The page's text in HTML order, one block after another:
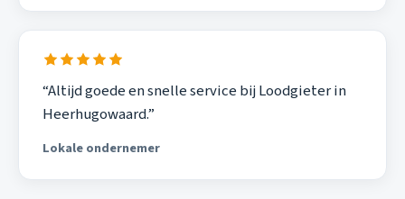
“Altijd goede en snelle service bij Loodgieter in
Heerhugowaard.”
Lokale ondernemer